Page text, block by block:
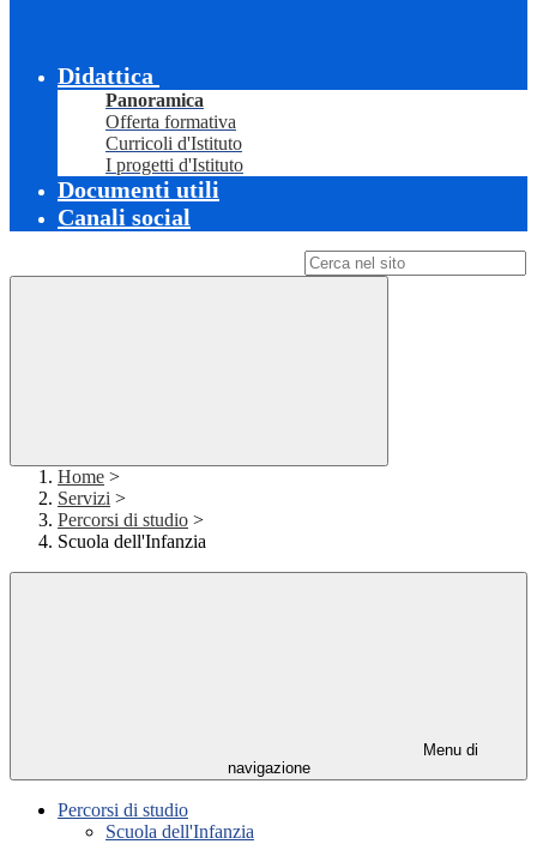
Didattica
Panoramica
Offerta formativa
Curricoli d'Istituto
I progetti d'Istituto
Documenti utili
Canali social
Home >
Servizi >
Percorsi di studio >
Scuola dell'Infanzia
Menu di
navigazione
Percorsi di studio
Scuola dell'Infanzia